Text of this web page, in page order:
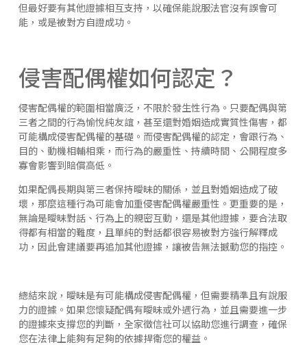
但最好要有其他證據相互支持，以確保能說服法官沒有誤會可
能，或是被對方自證成功。
侵害配偶權如何認定？
侵害配偶權的範圍相當廣泛，不限於發生性行為。只要配偶與第
三者之間的行為愉悅純友誼，甚至還對婚姻造成實質性傷害，都
可能構成侵害配偶權的基礎。而侵害配偶權的認定，會跟行為、
目的、動機相輔相乘，而行為的嚴重性、持續時間、公開程度多
寡會影響到賠償高低。
如果配偶長期與第三者保持曖昧的關係，並且對婚姻造成了破
壞，那麼這種行為可能會加重侵害配偶權嚴重性。更重要的是，
無論是曖昧對話、行為上的親密互動，還是其他證據，要合法取
得都有相當的難度，且單純的對話都很容易被對方強行解釋成
功，因此會建議要再追加其他證據，讓被告無法撼動您的指控。
總結來說，曖昧是有可能構成侵害配偶權，但需要精準且有說服
力的證據。如果您懷疑配偶有曖昧或外遇行為，並且需要進一步
的證據來支撐您的判斷，全家徵信社可以協助您進行調查，確保
您在法律上能夠有足夠的依據捍衛您的權益。